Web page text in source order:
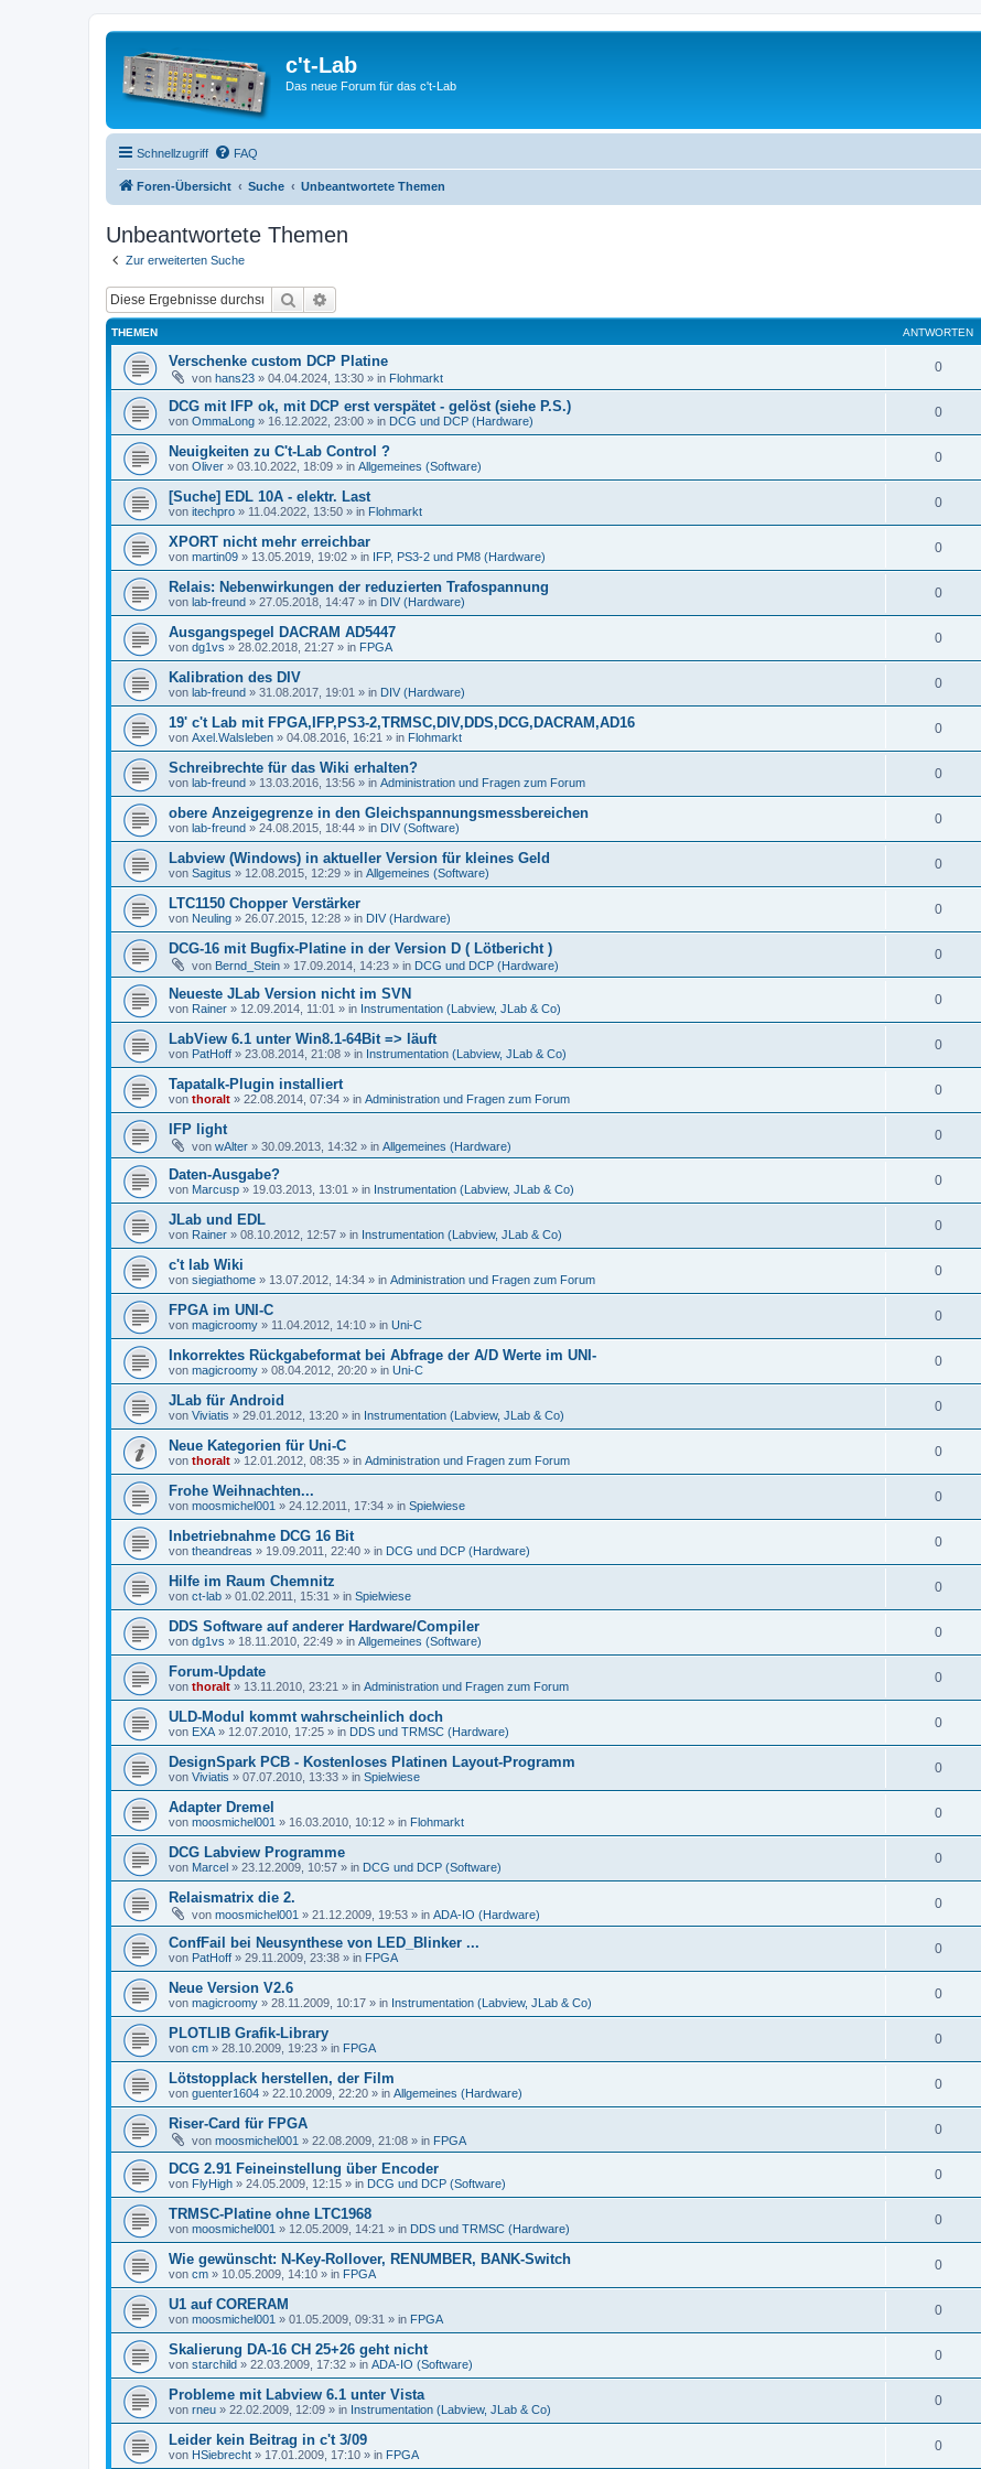
c't-Lab
Das neue Forum für das c't-Lab
Schnellzugriff FAQ
Foren-Übersicht Suche Unbeantwortete Themen
Unbeantwortete Themen
Zur erweiterten Suche
Suche
THEMEN ANTWORTEN
Verschenke custom DCP Platine
von hans23 » 04.04.2024, 13:30 » in Flohmarkt
0
DCG mit IFP ok, mit DCP erst verspätet - gelöst (siehe P.S.)
von OmmaLong » 16.12.2022, 23:00 » in DCG und DCP (Hardware)
0
Neuigkeiten zu C't-Lab Control ?
von Oliver » 03.10.2022, 18:09 » in Allgemeines (Software)
0
[Suche] EDL 10A - elektr. Last
von itechpro » 11.04.2022, 13:50 » in Flohmarkt
0
XPORT nicht mehr erreichbar
von martin09 » 13.05.2019, 19:02 » in IFP, PS3-2 und PM8 (Hardware)
0
Relais: Nebenwirkungen der reduzierten Trafospannung
von lab-freund » 27.05.2018, 14:47 » in DIV (Hardware)
0
Ausgangspegel DACRAM AD5447
von dg1vs » 28.02.2018, 21:27 » in FPGA
0
Kalibration des DIV
von lab-freund » 31.08.2017, 19:01 » in DIV (Hardware)
0
19' c't Lab mit FPGA,IFP,PS3-2,TRMSC,DIV,DDS,DCG,DACRAM,AD16
von Axel.Walsleben » 04.08.2016, 16:21 » in Flohmarkt
0
Schreibrechte für das Wiki erhalten?
von lab-freund » 13.03.2016, 13:56 » in Administration und Fragen zum Forum
0
obere Anzeigegrenze in den Gleichspannungsmessbereichen
von lab-freund » 24.08.2015, 18:44 » in DIV (Software)
0
Labview (Windows) in aktueller Version für kleines Geld
von Sagitus » 12.08.2015, 12:29 » in Allgemeines (Software)
0
LTC1150 Chopper Verstärker
von Neuling » 26.07.2015, 12:28 » in DIV (Hardware)
0
DCG-16 mit Bugfix-Platine in der Version D ( Lötbericht )
von Bernd_Stein » 17.09.2014, 14:23 » in DCG und DCP (Hardware)
0
Neueste JLab Version nicht im SVN
von Rainer » 12.09.2014, 11:01 » in Instrumentation (Labview, JLab & Co)
0
LabView 6.1 unter Win8.1-64Bit => läuft
von PatHoff » 23.08.2014, 21:08 » in Instrumentation (Labview, JLab & Co)
0
Tapatalk-Plugin installiert
von thoralt » 22.08.2014, 07:34 » in Administration und Fragen zum Forum
0
IFP light
von wAlter » 30.09.2013, 14:32 » in Allgemeines (Hardware)
0
Daten-Ausgabe?
von Marcusp » 19.03.2013, 13:01 » in Instrumentation (Labview, JLab & Co)
0
JLab und EDL
von Rainer » 08.10.2012, 12:57 » in Instrumentation (Labview, JLab & Co)
0
c't lab Wiki
von siegiathome » 13.07.2012, 14:34 » in Administration und Fragen zum Forum
0
FPGA im UNI-C
von magicroomy » 11.04.2012, 14:10 » in Uni-C
0
Inkorrektes Rückgabeformat bei Abfrage der A/D Werte im UNI-
von magicroomy » 08.04.2012, 20:20 » in Uni-C
0
JLab für Android
von Viviatis » 29.01.2012, 13:20 » in Instrumentation (Labview, JLab & Co)
0
Neue Kategorien für Uni-C
von thoralt » 12.01.2012, 08:35 » in Administration und Fragen zum Forum
0
Frohe Weihnachten...
von moosmichel001 » 24.12.2011, 17:34 » in Spielwiese
0
Inbetriebnahme DCG 16 Bit
von theandreas » 19.09.2011, 22:40 » in DCG und DCP (Hardware)
0
Hilfe im Raum Chemnitz
von ct-lab » 01.02.2011, 15:31 » in Spielwiese
0
DDS Software auf anderer Hardware/Compiler
von dg1vs » 18.11.2010, 22:49 » in Allgemeines (Software)
0
Forum-Update
von thoralt » 13.11.2010, 23:21 » in Administration und Fragen zum Forum
0
ULD-Modul kommt wahrscheinlich doch
von EXA » 12.07.2010, 17:25 » in DDS und TRMSC (Hardware)
0
DesignSpark PCB - Kostenloses Platinen Layout-Programm
von Viviatis » 07.07.2010, 13:33 » in Spielwiese
0
Adapter Dremel
von moosmichel001 » 16.03.2010, 10:12 » in Flohmarkt
0
DCG Labview Programme
von Marcel » 23.12.2009, 10:57 » in DCG und DCP (Software)
0
Relaismatrix die 2.
von moosmichel001 » 21.12.2009, 19:53 » in ADA-IO (Hardware)
0
ConfFail bei Neusynthese von LED_Blinker ...
von PatHoff » 29.11.2009, 23:38 » in FPGA
0
Neue Version V2.6
von magicroomy » 28.11.2009, 10:17 » in Instrumentation (Labview, JLab & Co)
0
PLOTLIB Grafik-Library
von cm » 28.10.2009, 19:23 » in FPGA
0
Lötstopplack herstellen, der Film
von guenter1604 » 22.10.2009, 22:20 » in Allgemeines (Hardware)
0
Riser-Card für FPGA
von moosmichel001 » 22.08.2009, 21:08 » in FPGA
0
DCG 2.91 Feineinstellung über Encoder
von FlyHigh » 24.05.2009, 12:15 » in DCG und DCP (Software)
0
TRMSC-Platine ohne LTC1968
von moosmichel001 » 12.05.2009, 14:21 » in DDS und TRMSC (Hardware)
0
Wie gewünscht: N-Key-Rollover, RENUMBER, BANK-Switch
von cm » 10.05.2009, 14:10 » in FPGA
0
U1 auf CORERAM
von moosmichel001 » 01.05.2009, 09:31 » in FPGA
0
Skalierung DA-16 CH 25+26 geht nicht
von starchild » 22.03.2009, 17:32 » in ADA-IO (Software)
0
Probleme mit Labview 6.1 unter Vista
von rneu » 22.02.2009, 12:09 » in Instrumentation (Labview, JLab & Co)
0
Leider kein Beitrag in c't 3/09
von HSiebrecht » 17.01.2009, 17:10 » in FPGA
0